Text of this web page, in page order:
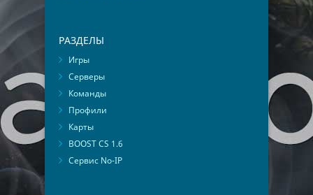
РАЗДЕЛЫ
Игры
Серверы
Команды
Профили
Карты
BOOST CS 1.6
Сервис No-IP